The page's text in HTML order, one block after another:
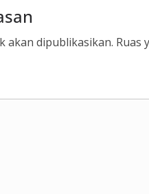
akan dipublikasikan. Ruas